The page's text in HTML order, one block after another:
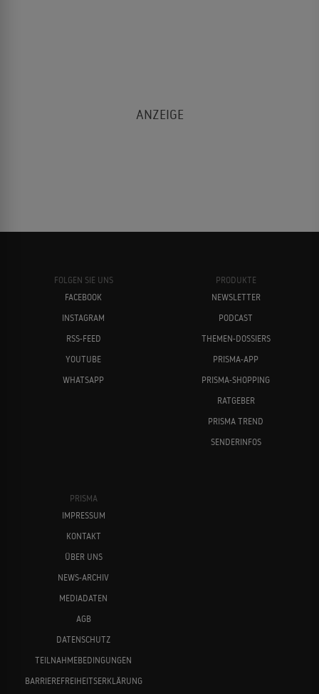
FOLGEN SIE UNS
FACEBOOK
INSTAGRAM
RSS-FEED
YOUTUBE
WHATSAPP
PRODUKTE
NEWSLETTER
PODCAST
THEMEN-DOSSIERS
PRISMA-APP
PRISMA-SHOPPING
RATGEBER
PRISMA TREND
SENDERINFOS
PRISMA
IMPRESSUM
KONTAKT
ÜBER UNS
NEWS-ARCHIV
MEDIADATEN
AGB
DATENSCHUTZ
TEILNAHMEBEDINGUNGEN
BARRIEREFREIHEITSERKLÄRUNG